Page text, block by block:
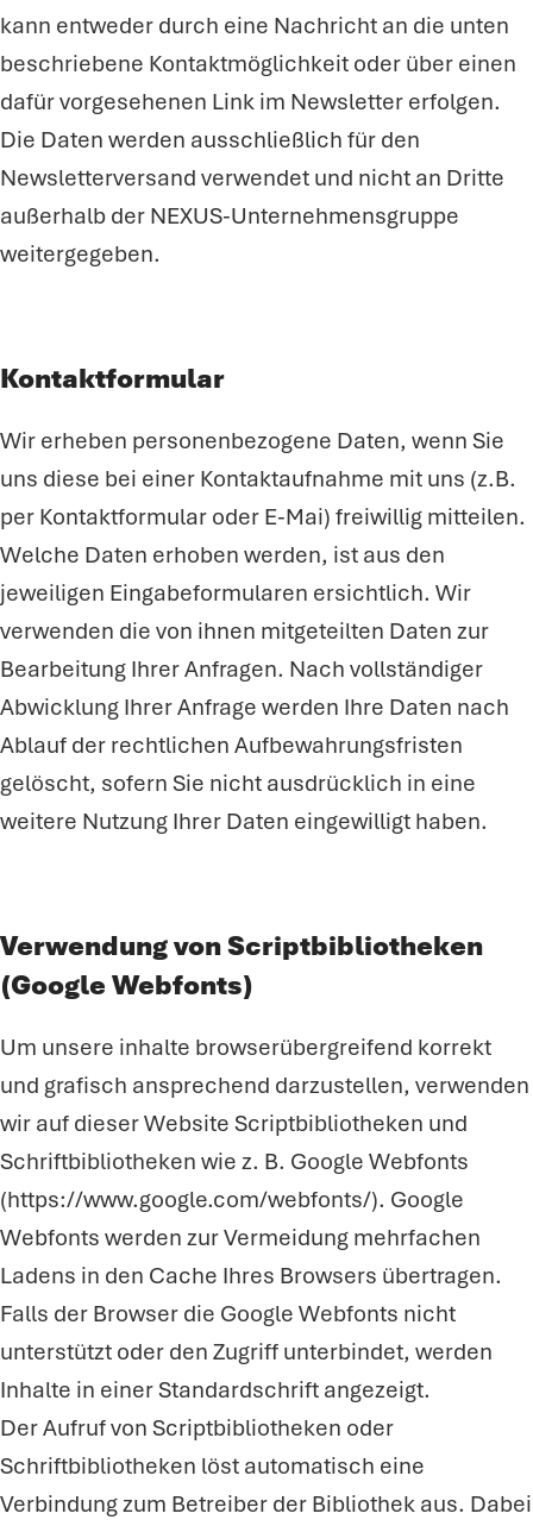
kann entweder durch eine Nachricht an die unten
beschriebene Kontaktmöglichkeit oder über einen
dafür vorgesehenen Link im Newsletter erfolgen.
Die Daten werden ausschließlich für den
Newsletterversand verwendet und nicht an Dritte
außerhalb der NEXUS-Unternehmensgruppe
weitergegeben.
Kontaktformular
Wir erheben personenbezogene Daten, wenn Sie
uns diese bei einer Kontaktaufnahme mit uns (z.B.
per Kontaktformular oder E-Mai) freiwillig mitteilen.
Welche Daten erhoben werden, ist aus den
jeweiligen Eingabeformularen ersichtlich. Wir
verwenden die von ihnen mitgeteilten Daten zur
Bearbeitung Ihrer Anfragen. Nach vollständiger
Abwicklung Ihrer Anfrage werden Ihre Daten nach
Ablauf der rechtlichen Aufbewahrungsfristen
gelöscht, sofern Sie nicht ausdrücklich in eine
weitere Nutzung Ihrer Daten eingewilligt haben.
Verwendung von Scriptbibliotheken
(Google Webfonts)
Um unsere inhalte browserübergreifend korrekt
und grafisch ansprechend darzustellen, verwenden
wir auf dieser Website Scriptbibliotheken und
Schriftbibliotheken wie z. B. Google Webfonts
(https://www.google.com/webfonts/). Google
Webfonts werden zur Vermeidung mehrfachen
Ladens in den Cache Ihres Browsers übertragen.
Falls der Browser die Google Webfonts nicht
unterstützt oder den Zugriff unterbindet, werden
Inhalte in einer Standardschrift angezeigt.
Der Aufruf von Scriptbibliotheken oder
Schriftbibliotheken löst automatisch eine
Verbindung zum Betreiber der Bibliothek aus. Dabei